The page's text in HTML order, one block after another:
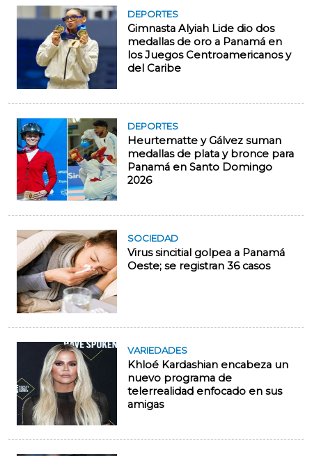
DEPORTES
Gimnasta Alyiah Lide dio dos
medallas de oro a Panamá en
los Juegos Centroamericanos y
del Caribe
DEPORTES
Heurtematte y Gálvez suman
medallas de plata y bronce para
Panamá en Santo Domingo
2026
SOCIEDAD
Virus sincitial golpea a Panamá
Oeste; se registran 36 casos
VARIEDADES
Khloé Kardashian encabeza un
nuevo programa de
telerrealidad enfocado en sus
amigas